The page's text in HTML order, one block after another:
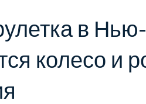
в
колесо и